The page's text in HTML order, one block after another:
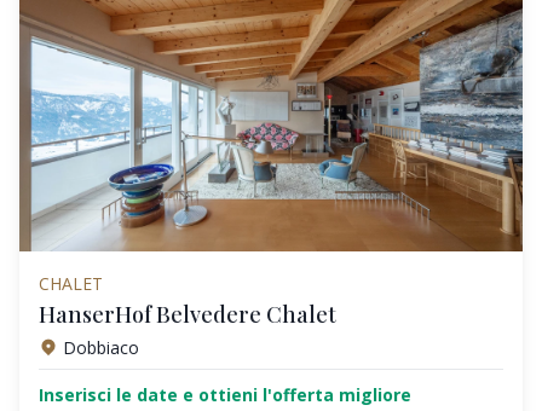
CHALET
HanserHof Belvedere Chalet
Dobbiaco
Inserisci le date e ottieni l'offerta migliore